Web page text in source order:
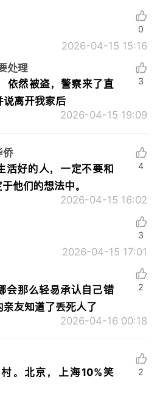
2026-04-15 15:16
0
处理
依然被盗，警察来了直
说离开我家后
2026-04-15 19:09
3
侨
活好的人，一定不要和
他们的想法中。
2026-04-15 16:02
4
2026-04-15 17:01
3
会那么轻易承认自己错
友知道了丢死人了
2026-04-16 00:18
2
。北京，上海10%笑
2